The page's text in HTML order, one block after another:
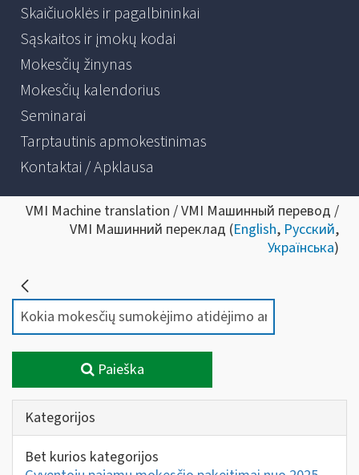
Skaičiuoklės ir pagalbininkai
Sąskaitos ir įmokų kodai
Mokesčių žinynas
Mokesčių kalendorius
Seminarai
Tarptautinis apmokestinimas
Kontaktai / Apklausa
VMI Machine translation / VMI Машинный перевод /
VMI Машинний переклад (English, Русский,
Українська)
Paieška
Kategorijos
Bet kurios kategorijos